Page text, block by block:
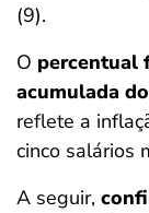
(9).
O percentual
acumulada
reflete a
cinco salários
A seguir,